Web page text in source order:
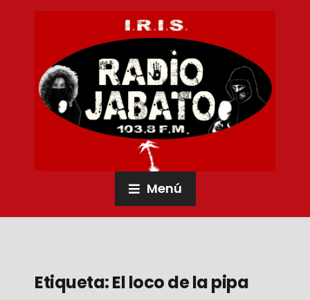
Menú
Etiqueta:El loco de la pipa